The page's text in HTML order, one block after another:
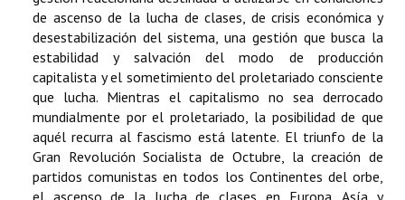
de ascenso de la lucha de clases, de crisis económica y
desestabilización del sistema, una gestión que busca la
estabilidad y salvación del modo de producción
capitalista y el sometimiento del proletariado consciente
que lucha. Mientras el capitalismo no sea derrocado
mundialmente por el proletariado, la posibilidad de que
aquél recurra al fascismo está latente. El triunfo de la
Gran Revolución Socialista de Octubre, la creación de
partidos comunistas en todos los Continentes del orbe,